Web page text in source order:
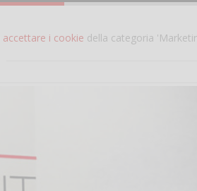
accettare i cookie della categoria